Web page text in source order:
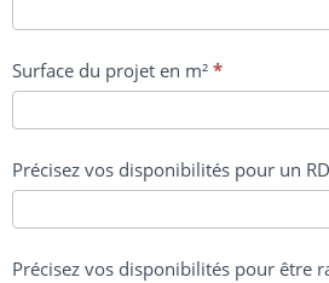
Surface du projet en m² *
Précisez vos disponibilités pour un
Précisez vos disponibilités pour être